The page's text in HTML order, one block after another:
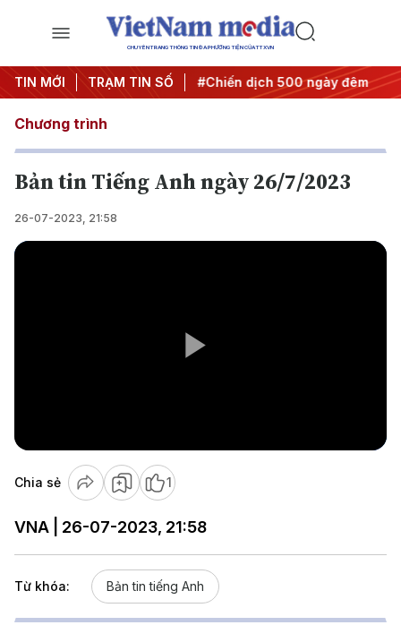
CHUYÊN TRANG THÔNG TIN ĐA PHƯƠNG TIỆN CỦA TTXVN
TIN MỚI TRẠM TIN SỐ
quyết thành hành động #Chiến dịch 500 ngày đêm
Chương trình
Bản tin Tiếng Anh ngày 26/7/2023
26-07-2023, 21:58
Video
Chia sẻ 1
VNA | 26-07-2023, 21:58
Từ khóa: Bản tin tiếng Anh